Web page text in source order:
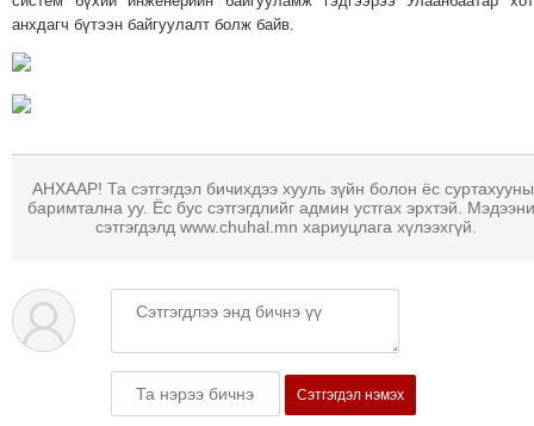
ГРАНАТ
ДЭЛБЭРСЭН
ЭРГЭН
ТӨВСИЙН
ТОДОТГОЛЫН
ЕРӨНХИЙЛӨГЧИЙН
СОНГУУЛИЙН
анхдагч бүтээн байгуулалт болж байв.
АНХААР! Та сэтгэгдэл бичихдээ хууль зүйн болон ёс
баримтална уу. Ёс бус сэтгэгдлийг админ устгах эрхтэй.
сэтгэгдэлд www.chuhal.mn хариуцлага хүлээхгүй.
Сэтгэгдэл нэмэх